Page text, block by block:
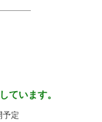
ています。
予定